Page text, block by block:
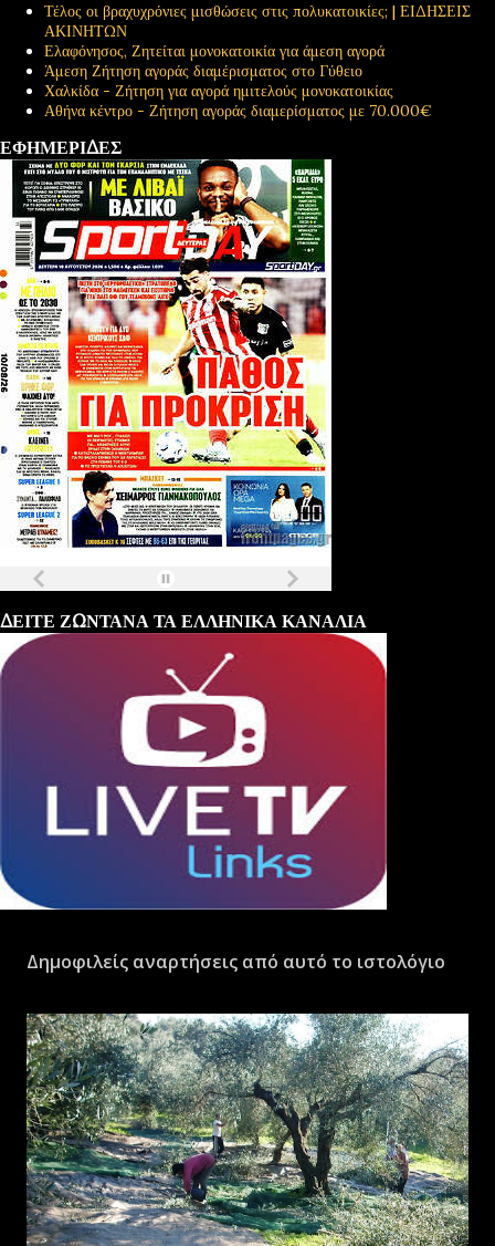
Τέλος οι βραχυχρόνιες μισθώσεις στις πολυκατοικίες; | ΕΙΔΗΣΕΙΣ
ΑΚΙΝΗΤΩΝ
Ελαφόνησος, Ζητείται μονοκατοικία για άμεση αγορά
Άμεση Ζήτηση αγοράς διαμέρισματος στο Γύθειο
Χαλκίδα - Ζήτηση για αγορά ημιτελούς μονοκατοικίας
Αθήνα κέντρο - Ζήτηση αγοράς διαμερίσματος με 70.000€
ΕΦΗΜΕΡΙΔΕΣ
ΔΕΙΤΕ ΖΩΝΤΑΝΑ ΤΑ ΕΛΛΗΝΙΚΑ ΚΑΝΑΛΙΑ
Δημοφιλείς αναρτήσεις από αυτό το ιστολόγιο